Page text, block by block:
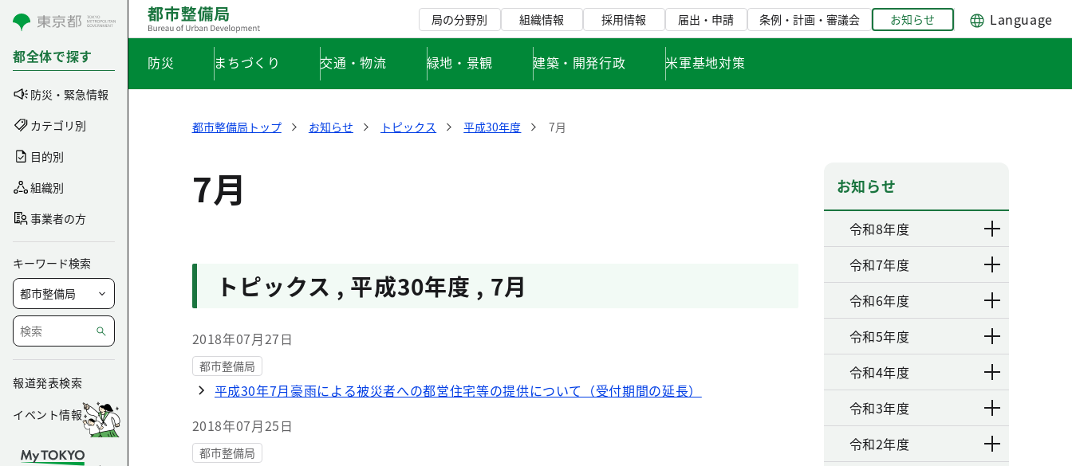
コンテンツにスキップ
都全体で探す
防災・緊急情報
カテゴリ別
目的別
組織別
事業者の方
キーワード検索
報道発表検索
イベント情報
局の分野別 組織情報 採用情報 届出・申請 条例・計画・審議会 お知らせ Language
防災 まちづくり 交通・物流 緑地・景観 建築・開発行政 米軍基地対策
都市整備局トップ お知らせ トピックス 平成30年度 7月
7月
トピックス , 平成30年度 , 7月
2018年07月27日
都市整備局
平成30年7月豪雨による被災者への都営住宅等の提供について（受付期間の延長）
2018年07月25日
都市整備局
お知らせ
令和8年度
令和7年度
令和6年度
令和5年度
令和4年度
令和3年度
令和2年度